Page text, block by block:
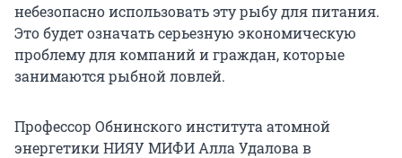
небезопасно использовать эту рыбу для питания.
Это будет означать серьезную экономическую
проблему для компаний и граждан, которые
занимаются рыбной ловлей.
Профессор Обнинского института атомной
энергетики НИЯУ МИФИ Алла Удалова в